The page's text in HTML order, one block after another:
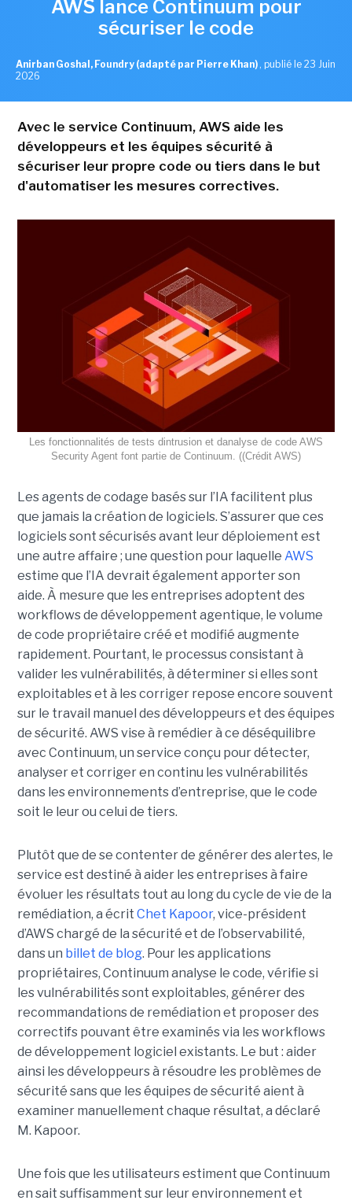
AWS lance Continuum pour
sécuriser le code
Anirban Goshal, Foundry (adapté par Pierre Khan) , publié le 23 Juin
2026
Avec le service Continuum, AWS aide les
développeurs et les équipes sécurité à
sécuriser leur propre code ou tiers dans le but
d'automatiser les mesures correctives.
Les fonctionnalités de tests dintrusion et danalyse de code AWS
Security Agent font partie de Continuum. ((Crédit AWS)
Les agents de codage basés sur l’IA facilitent plus
que jamais la création de logiciels. S’assurer que ces
logiciels sont sécurisés avant leur déploiement est
une autre affaire ; une question pour laquelle AWS
estime que l’IA devrait également apporter son
aide. À mesure que les entreprises adoptent des
workflows de développement agentique, le volume
de code propriétaire créé et modifié augmente
rapidement. Pourtant, le processus consistant à
valider les vulnérabilités, à déterminer si elles sont
exploitables et à les corriger repose encore souvent
sur le travail manuel des développeurs et des équipes
de sécurité. AWS vise à remédier à ce déséquilibre
avec Continuum, un service conçu pour détecter,
analyser et corriger en continu les vulnérabilités
dans les environnements d’entreprise, que le code
soit le leur ou celui de tiers.
Plutôt que de se contenter de générer des alertes, le
service est destiné à aider les entreprises à faire
évoluer les résultats tout au long du cycle de vie de la
remédiation, a écrit Chet Kapoor, vice-président
d’AWS chargé de la sécurité et de l’observabilité,
dans un billet de blog. Pour les applications
propriétaires, Continuum analyse le code, vérifie si
les vulnérabilités sont exploitables, générer des
recommandations de remédiation et proposer des
correctifs pouvant être examinés via les workflows
de développement logiciel existants. Le but : aider
ainsi les développeurs à résoudre les problèmes de
sécurité sans que les équipes de sécurité aient à
examiner manuellement chaque résultat, a déclaré
M. Kapoor.
Une fois que les utilisateurs estiment que Continuum
en sait suffisamment sur leur environnement et